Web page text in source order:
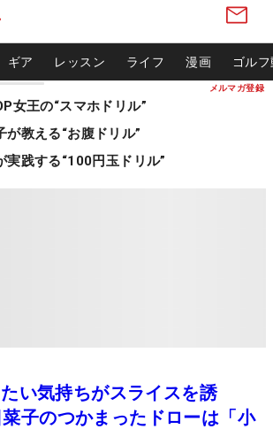
メルマガ登録
ギア レッスン ライフ 漫画 ゴル
女王の“スマホドリル”
が教える“お腹ドリル”
実践する“100円玉ドリル”
い気持ちがスライスを誘
子のつかまったドローは「小